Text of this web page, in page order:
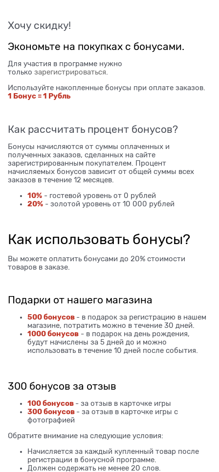
Хочу скидку!
Экономьте на покупках с бонусами.
Для участия в программе нужно
только зарегистрироваться
Используйте накопленные бонусы при оплате заказов.
1 Бонус = 1 Рубль
Как рассчитать процент бонусов?
Бонусы начисляются от суммы оплаченных и
полученных заказов, сделанных на сайте
зарегистрированным покупателем. Процент
начисляемых бонусов зависит от общей суммы всех
заказов в течение 12 месяцев.
10% - гостевой уровень от 0 рублей
20% - золотой уровень от 10 000 рублей
Как использовать бонусы?
Вы можете оплатить бонусами до 20% стоимости
товаров в заказе.
Подарки от нашего магазина
500 бонусов - в подарок за регистрацию в нашем
магазине, потратить можно в течение 30 дней.
1000 бонусов - в подарок на день рождения,
будут начислены за 5 дней до и можно
использовать в течение 10 дней после события.
300 бонусов за отзыв
100 бонусов - за отзыв в карточке игры
300 бонусов - за отзыв в карточке игры с
фотографией
Обратите внимание на следующие условия:
Начисляется за каждый купленный товар после
регистрации в бонусной программе.
Должен содержать не менее 20 слов.